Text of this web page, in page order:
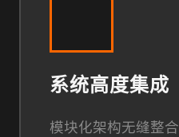
系统高度集成
模块化架构无缝整合